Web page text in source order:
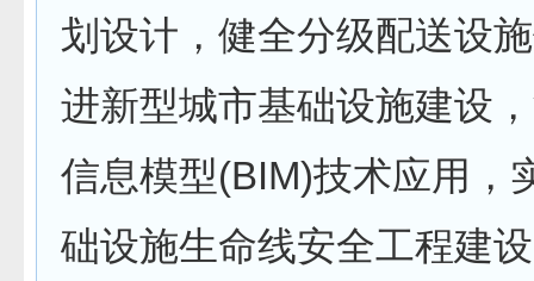
划设计，健全分级配送设
进新型城市基础设施建设
信息模型(BIM)技术应用，
础设施生命线安全工程建